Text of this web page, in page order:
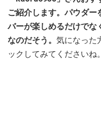
ご紹介します。パウダ
バーが楽しめるだけでな
なのだそう。 気になった
ックしてみてくださいね。